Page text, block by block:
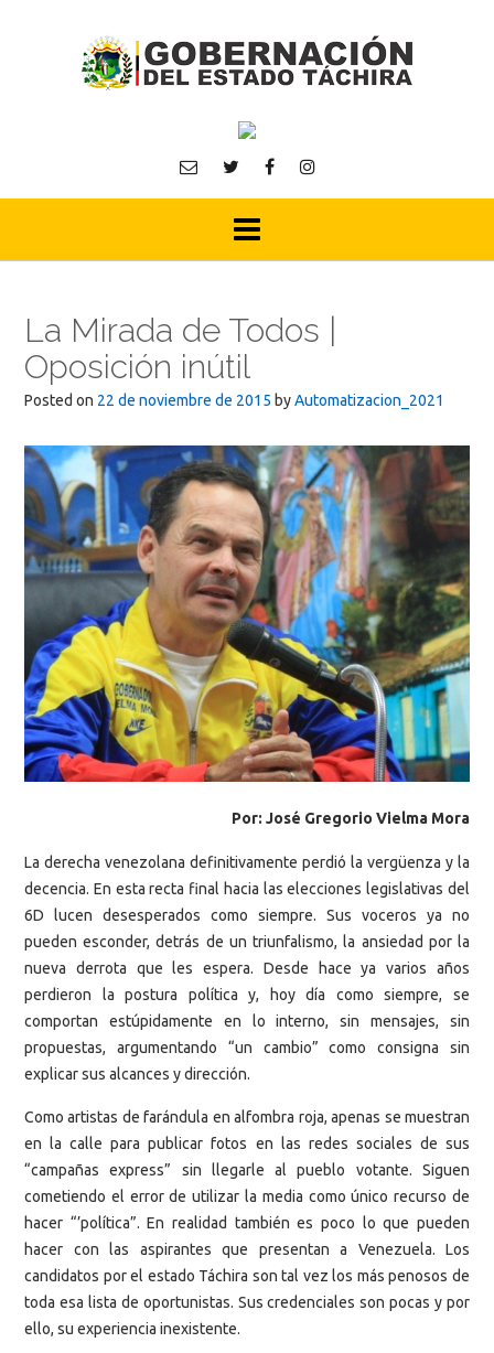
La Mirada de Todos |
Oposición inútil
Posted on 22 de noviembre de 2015 byAutomatizacion_2021
Por: José Gregorio Vielma Mora
La derecha venezolana definitivamente perdió la vergüenza y la
decencia. En esta recta final hacia las elecciones legislativas del
6D lucen desesperados como siempre. Sus voceros ya no
pueden esconder, detrás de un triunfalismo, la ansiedad por la
nueva derrota que les espera. Desde hace ya varios años
perdieron la postura política y, hoy día como siempre, se
comportan estúpidamente en lo interno, sin mensajes, sin
propuestas, argumentando “un cambio” como consigna sin
explicar sus alcances y dirección.
Como artistas de farándula en alfombra roja, apenas se muestran
en la calle para publicar fotos en las redes sociales de sus
“campañas express” sin llegarle al pueblo votante. Siguen
cometiendo el error de utilizar la media como único recurso de
hacer “’política”. En realidad también es poco lo que pueden
hacer con las aspirantes que presentan a Venezuela. Los
candidatos por el estado Táchira son tal vez los más penosos de
toda esa lista de oportunistas. Sus credenciales son pocas y por
ello, su experiencia inexistente.